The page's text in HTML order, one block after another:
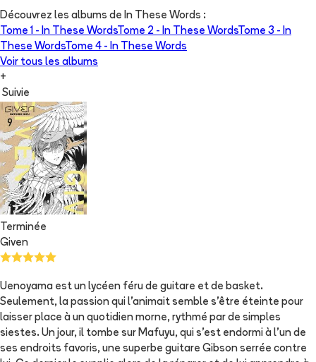
Découvrez les albums de In These Words :
Tome 1 - In These WordsTome 2 - In These WordsTome 3 - In
These WordsTome 4 - In These Words
Voir tous les albums
+
Suivie
Terminée
Given
Uenoyama est un lycéen féru de guitare et de basket.
Seulement, la passion qui l'animait semble s'être éteinte pour
laisser place à un quotidien morne, rythmé par de simples
siestes. Un jour, il tombe sur Mafuyu, qui s'est endormi à l'un de
ses endroits favoris, une superbe guitare Gibson serrée contre